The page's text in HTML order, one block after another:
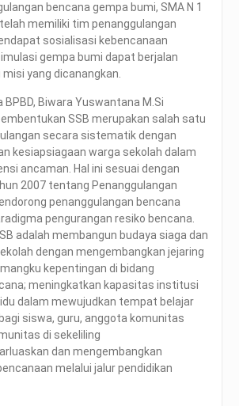
bencana gempa bumi, SMA N 1
memiliki tim penanggulangan
sosialisasi kebencanaan
gempa bumi dapat berjalan
yang dicanangkan.
BPBD, Biwara Yuswantana M.Si
SSB merupakan salah satu
secara sistematik dengan
kesiapsiagaan warga sekolah dalam
ancaman. Hal ini sesuai dengan
2007 tentang Penanggulangan
penanggulangan bencana
pengurangan resiko bencana.
adalah membangun budaya siaga dan
dengan mengembangkan jejaring
kepentingan di bidang
meningkatkan kapasitas institusi
dalam mewujudkan tempat belajar
siswa, guru, anggota komunitas
di sekeliling
dan mengembangkan
melalui jalur pendidikan